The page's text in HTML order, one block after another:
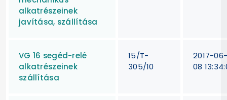
alkatrészeinek
javítása, szállítása
VG 16 segéd-relé
alkatrészeinek
szállítása
15/T-
305/10
2017-
08